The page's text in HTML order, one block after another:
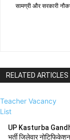
सामग्री और सरकारी
RELATED ARTICLES
Teacher Vacancy
List
UP Kasturba
भर्ती जिलेवार